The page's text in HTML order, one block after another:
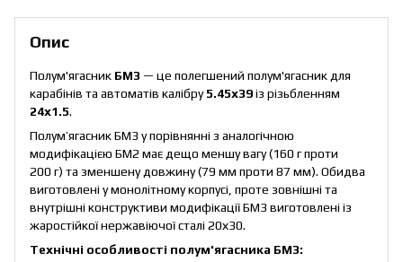
Опис
Полум'ягасник БМ3 — це полегшений полум'ягасник для
карабінів та автоматів калібру5.45х39із різьбленням
24х1.5.
Полум’ягасник БМ3 у порівнянні з аналогічною
модифікацією БМ2 має дещо меншу вагу (160 г проти
200 г) та зменшену довжину (79 мм проти 87 мм). Обидва
виготовлені у монолітному корпусі, проте зовнішні та
внутрішні конструктиви модифікації БМ3 виготовлені із
жаростійкої нержавіючої сталі 20х30.
Технічні особливості полум'ягасника БМ3: